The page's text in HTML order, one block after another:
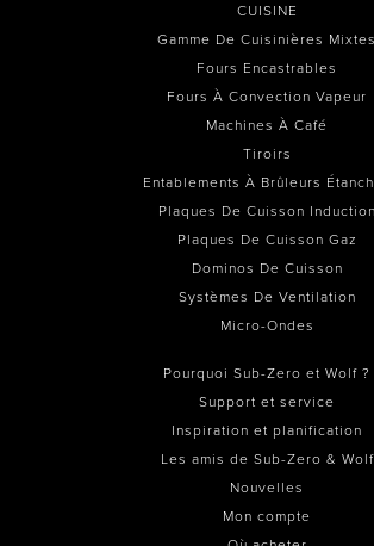
CUISINE
Gamme De Cuisinières Mixtes
Fours Encastrables
Fours À Convection Vapeur
Machines À Café
Tiroirs
Entablements À Brûleurs
Plaques De Cuisson Induction
Plaques De Cuisson Gaz
Dominos De Cuisson
Systèmes De Ventilation
Micro-Ondes
Pourquoi Sub-Zero et Wolf ?
Support et service
Inspiration et planification
Les amis de Sub-Zero & Wolf
Nouvelles
Mon compte